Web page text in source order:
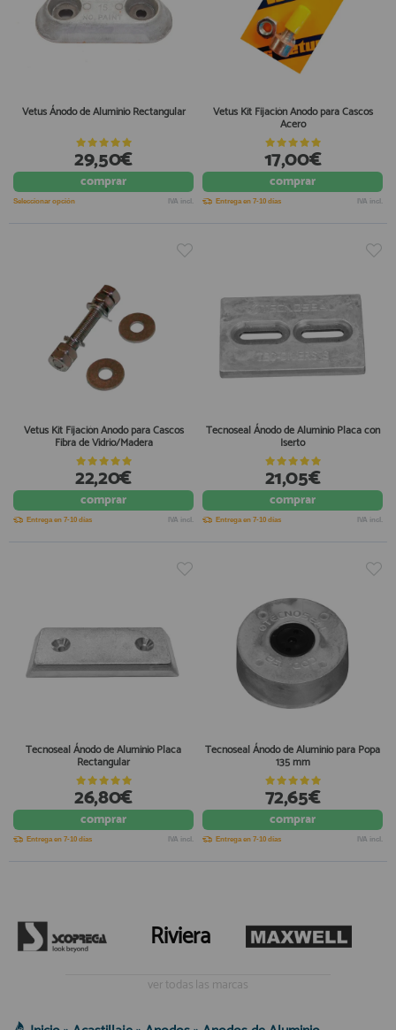
Vetus Ánodo de Aluminio Rectangular
29,50€
comprar
Seleccionar opción IVA incl.
Vetus Kit Fijación Anodo para Cascos
Acero
17,00€
comprar
Entrega en 7-10 días IVA incl.
Vetus Kit Fijación Anodo para Cascos
Fibra de Vidrio/Madera
22,20€
comprar
Entrega en 7-10 días IVA incl.
Tecnoseal Ánodo de Aluminio Placa con
Iserto
21,05€
comprar
Entrega en 7-10 días IVA incl.
Tecnoseal Ánodo de Aluminio Placa
Rectangular
26,80€
comprar
Entrega en 7-10 días IVA incl.
Tecnoseal Ánodo de Aluminio para Popa
135 mm
72,65€
comprar
Entrega en 7-10 días IVA incl.
Riviera
ver todas las marcas